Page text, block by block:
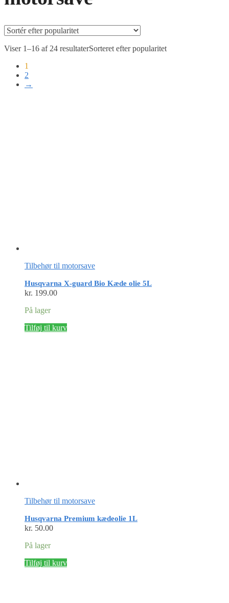
Viser 1–16 af 24 resultaterSorteret efter popularitet
1
2
→
Tilbehør til motorsave
Husqvarna X-guard Bio Kæde olie 5L
kr. 199.00
På lager
Tilføj til kurv
Tilbehør til motorsave
Husqvarna Premium kædeolie 1L
kr. 50.00
På lager
Tilføj til kurv